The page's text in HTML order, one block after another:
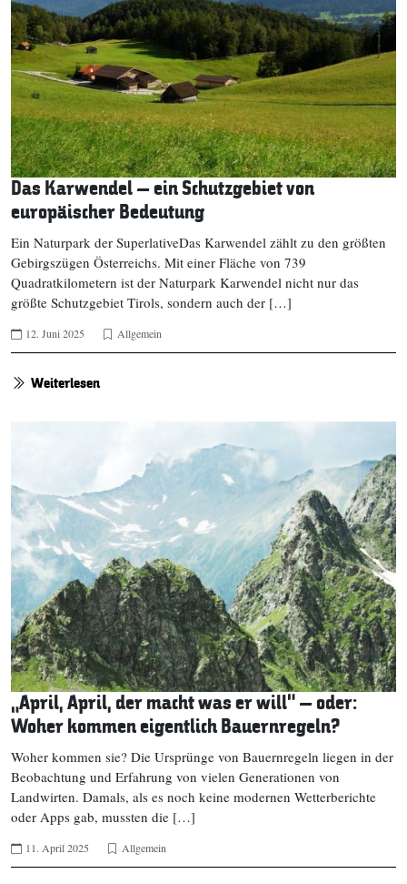
Das Karwendel – ein Schutzgebiet von
europäischer Bedeutung
Ein Naturpark der SuperlativeDas Karwendel zählt zu den größten
Gebirgszügen Österreichs. Mit einer Fläche von 739
Quadratkilometern ist der Naturpark Karwendel nicht nur das
größte Schutzgebiet Tirols, sondern auch der […]
12. Juni 2025 Allgemein
Weiterlesen
„April, April, der macht was er will“ – oder:
Woher kommen eigentlich Bauernregeln?
Woher kommen sie? Die Ursprünge von Bauernregeln liegen in der
Beobachtung und Erfahrung von vielen Generationen von
Landwirten. Damals, als es noch keine modernen Wetterberichte
oder Apps gab, mussten die […]
11. April 2025 Allgemein